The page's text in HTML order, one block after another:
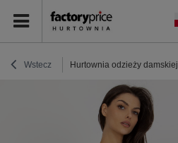
Wstecz Hurtownia odzieży damskiej